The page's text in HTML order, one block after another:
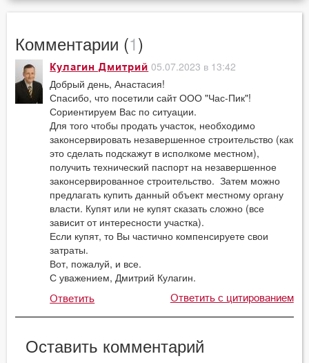
Комментарии (1)
Кулагин Дмитрий 05.07.2023 в 13:42
Добрый день, Анастасия!
Спасибо, что посетили сайт ООО "Час-Пик"!
Сориентируем Вас по ситуации.
Для того чтобы продать участок, необходимо
законсервировать незавершенное строительство (как
это сделать подскажут в исполкоме местном),
получить технический паспорт на незавершенное
законсервированное строительство. Затем можно
предлагать купить данный объект местному органу
власти. Купят или не купят сказать сложно (все
зависит от интересности участка).
Если купят, то Вы частично компенсируете свои
затраты.
Вот, пожалуй, и все.
С уважением, Дмитрий Кулагин.
Ответить Ответить с цитированием
Оставить комментарий